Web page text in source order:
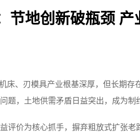
节地创新破瓶颈 产
、刃模具产业根基深厚，但长期存
题，土地供需矛盾日益突出，成为制
价为核心抓手，摒弃粗放式扩张老